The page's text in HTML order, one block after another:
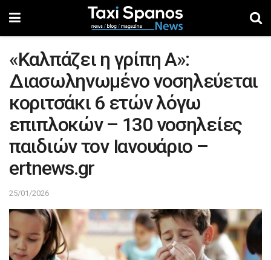
«Καλπάζει η γρίπη Α»:
Διασωληνωμένο νοσηλεύεται
κοριτσάκι 6 ετών λόγω
επιπλοκών – 130 νοσηλείες
παιδιών τον Ιανουάριο –
ertnews.gr
25/01/2026